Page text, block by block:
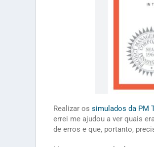
Realizar os simulados da PM
errei me ajudou a ver quais
de erros e que, portanto,